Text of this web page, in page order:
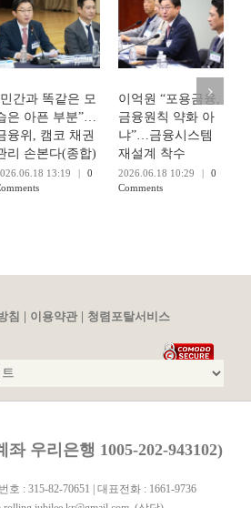
간과 똑같은 모
은 아픈 부분”…
융위, 캠코 채권
리 손본다(종합)
13:19 |
0
이억원 “포용금융,
금융원칙 약화 아
냐”…금융시스템
재설계 착수
2026.06.18 10:29 |
0
Comments
침 | 이용약관| 청렴포탈서비스
우리은행 1005-202-943102)
호 : 315-82-70651 | 대표전화 : 1661-9736